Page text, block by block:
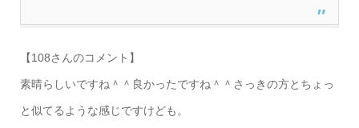
【108さんのコメント】
素晴らしいですね＾＾良かったですね＾＾さっきの方とちょっ
と似てるような感じですけども。